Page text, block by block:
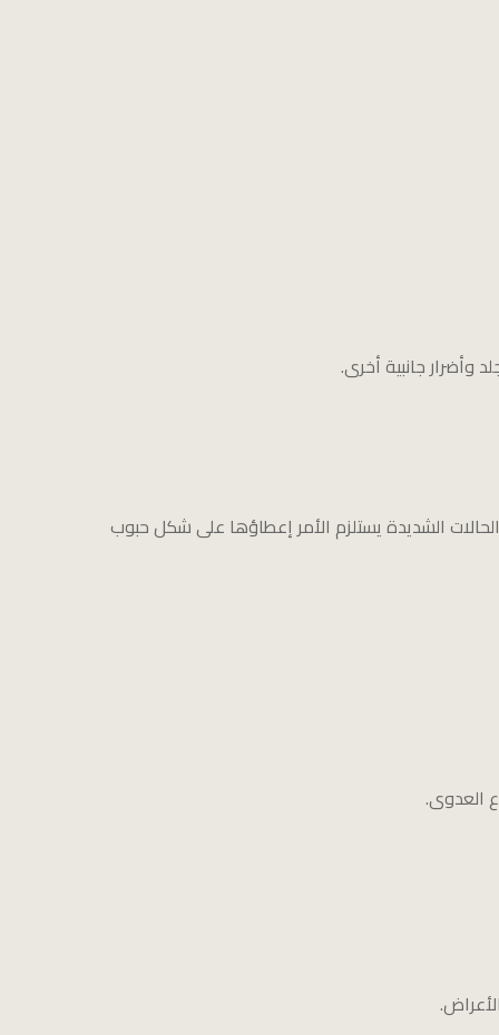
وأضرار جانبية أخرى.
الشديدة يستلزم الأمر إعطاؤها على شكل حبوب
العدوى.